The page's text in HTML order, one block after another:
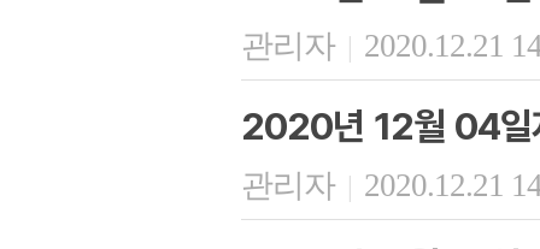
관리자 | 2020.12.21
2020년 12월 04일
관리자 | 2020.12.21